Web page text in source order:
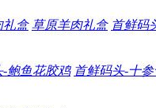
礼盒 草原羊肉礼盒 首鲜码
-鲍鱼花胶鸡 首鲜码头-十